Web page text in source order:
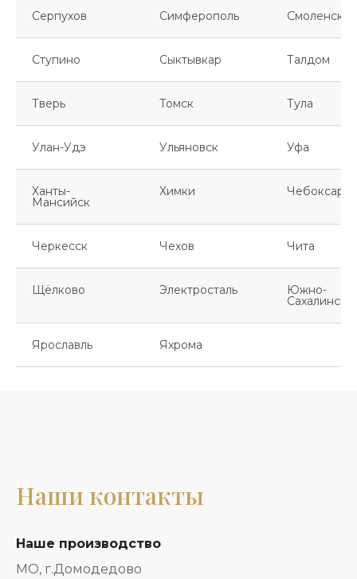
Серпухов Симферополь Смоленск
Ступино Сыктывкар Талдом
Тверь Томск Тула
Улан-Удэ Ульяновск Уфа
Ханты-
Мансийск
Химки Чебоксары
Черкесск Чехов Чита
Щёлково Электросталь Южно-
Сахалинск
Ярославль Яхрома
Наши контакты
Наше производство
МО, г.Домодедово